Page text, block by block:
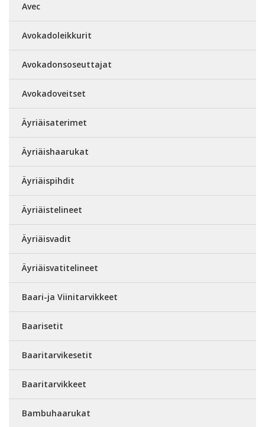
Avec
Avokadoleikkurit
Avokadonsoseuttajat
Avokadoveitset
Äyriäisaterimet
Äyriäishaarukat
Äyriäispihdit
Äyriäistelineet
Äyriäisvadit
Äyriäisvatitelineet
Baari-ja Viinitarvikkeet
Baarisetit
Baaritarvikesetit
Baaritarvikkeet
Bambuhaarukat